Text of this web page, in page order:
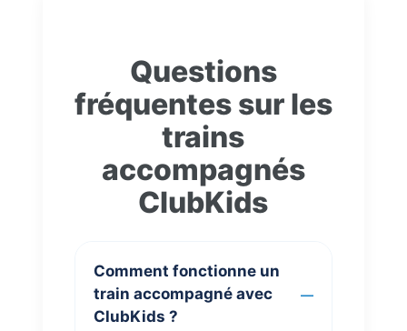
Questions
fréquentes sur les
trains
accompagnés
ClubKids
Comment fonctionne un
train accompagné avec
ClubKids ?